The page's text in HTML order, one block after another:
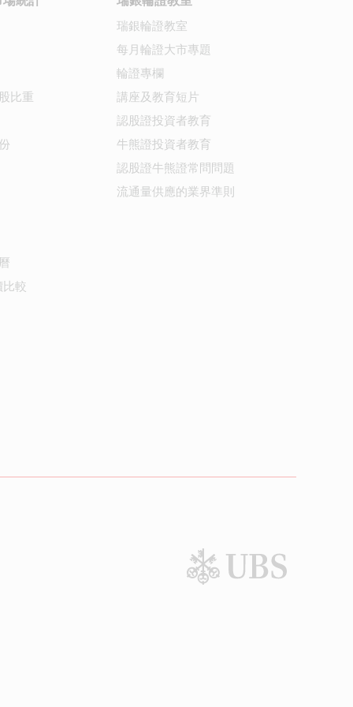
比重
比較
瑞銀輪證教室
每月輪證大市專題
輪證專欄
講座及教育短片
認股證投資者教育
牛熊證投資者教育
認股證牛熊證常問問題
流通量供應的業界準則